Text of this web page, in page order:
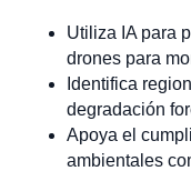
Utiliza IA para
drones para
Identifica
degradación
Apoya el
ambientales